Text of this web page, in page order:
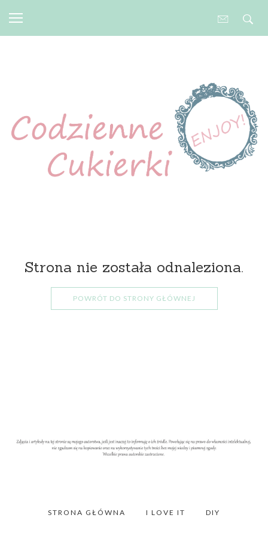
Strona nie została odnaleziona.
POWRÓT DO STRONY GŁÓWNEJ
STRONA GŁÓWNA I LOVE IT DIY